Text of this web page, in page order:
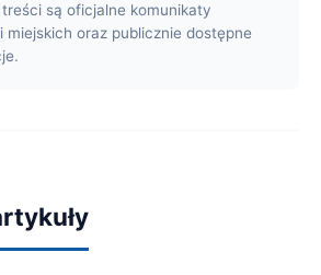
treści są oficjalne komunikaty
miejskich oraz publicznie dostępne